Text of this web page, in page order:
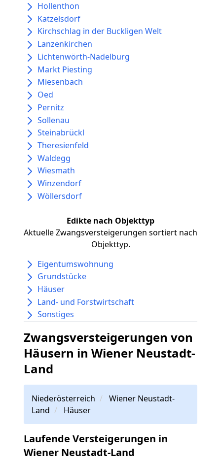
Hollenthon
Katzelsdorf
Kirchschlag in der Buckligen Welt
Lanzenkirchen
Lichtenwörth-Nadelburg
Markt Piesting
Miesenbach
Oed
Pernitz
Sollenau
Steinabrückl
Theresienfeld
Waldegg
Wiesmath
Winzendorf
Wöllersdorf
Edikte nach Objekttyp
Aktuelle Zwangsversteigerungen sortiert nach
Objekttyp.
Eigentumswohnung
Grundstücke
Häuser
Land- und Forstwirtschaft
Sonstiges
Zwangsversteigerungen von
Häusern in Wiener Neustadt-
Land
Niederösterreich
Wiener Neustadt-
Land
Häuser
Laufende Versteigerungen in
Wiener Neustadt-Land